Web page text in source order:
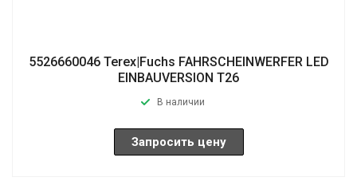
5526660046 Terex|Fuchs FAHRSCHEINWERFER LED
EINBAUVERSION T26
В наличии
Запросить цену